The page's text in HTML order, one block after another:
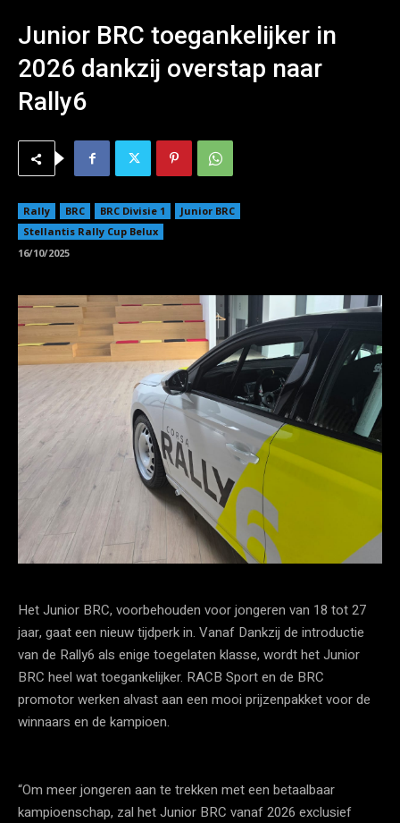
Junior BRC toegankelijker in
2026 dankzij overstap naar
Rally6
Rally BRC BRC Divisie 1
Junior BRC
Stellantis Rally Cup Belux
16/10/2025
Het Junior BRC, voorbehouden voor jongeren van 18 tot 27
jaar, gaat een nieuw tijdperk in. Vanaf Dankzij de introductie
van de Rally6 als enige toegelaten klasse, wordt het Junior
BRC heel wat toegankelijker. RACB Sport en de BRC
promotor werken alvast aan een mooi prijzenpakket voor de
winnaars en de kampioen.
“Om meer jongeren aan te trekken met een betaalbaar
kampioenschap, zal het Junior BRC vanaf 2026 exclusief